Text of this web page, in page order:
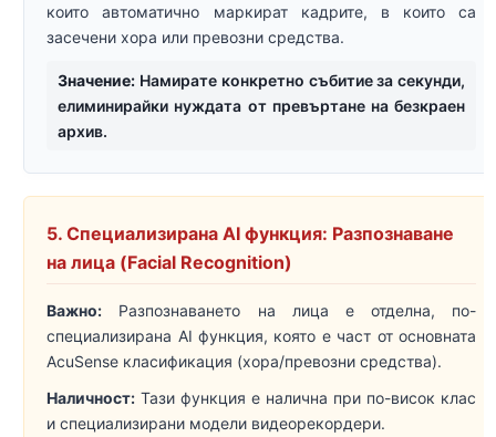
които автоматично маркират кадрите, в които са
засечени хора или превозни средства.
Значение: Намирате конкретно събитие за секунди,
елиминирайки нуждата от превъртане на безкраен
архив.
5. Специализирана AI функция: Разпознаване
на лица (Facial Recognition)
Важно: Разпознаването на лица е отделна, по-
специализирана AI функция, която е част от основната
AcuSense класификация (хора/превозни средства).
Наличност: Тази функция е налична при по-висок клас
и специализирани модели видеорекордери.